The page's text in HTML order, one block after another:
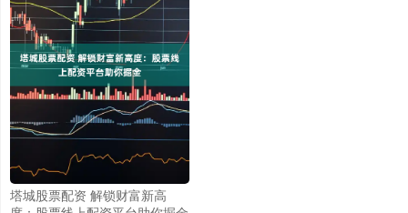
塔城股票配资 解锁财富新高